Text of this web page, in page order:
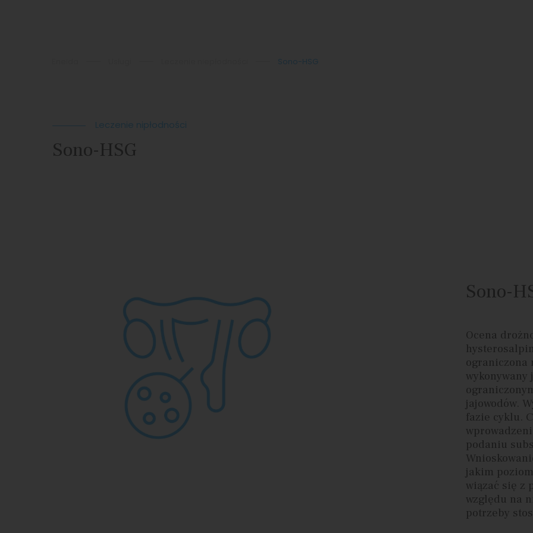
Sono-HSG
Leczenie nipłodności
Sono-HSG
Sono-
Ocena
ograniczona
jajowodów.
fazie cyklu.
podaniu
jakim
wiązać się z
względu na
potrzeby